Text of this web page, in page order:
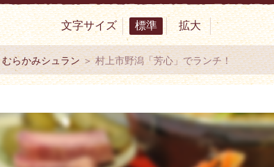
市観光協会 -鮭・酒・人情 むらかみ-
文字サイズ 標準 拡大
むらかみシュラン＞ 村上市野潟「芳心」でランチ！